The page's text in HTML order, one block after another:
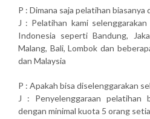
P : Dimana saja pelatihan biasanya
J : Pelatihan kami
Indonesia seperti Bandung,
Malang, Bali, Lombok dan
dan Malaysia
P : Apakah bisa diselenggarakan
J : Penyelenggaraan pelatihan
dengan minimal kuota 5 orang